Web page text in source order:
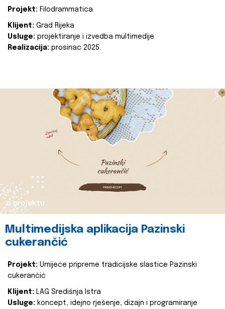
Projekt: Filodrammatica
Klijent: Grad Rijeka
Usluge: projektiranje i izvedba multimedije
Realizacija: prosinac 2025.
o projektu
Multimedijska aplikacija Pazinski
cukerančić
Projekt: Umijeće pripreme tradicijske slastice Pazinski
cukerančić
Klijent: LAG Središnja Istra
Usluge: koncept, idejno rješenje, dizajn i programiranje